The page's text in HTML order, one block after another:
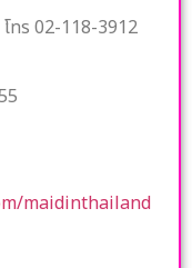
ทร 02-118-3912
maidinthailand